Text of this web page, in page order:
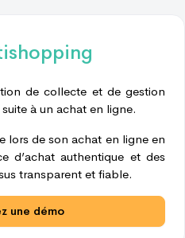
de collecte et de gestion
à un achat en ligne.
lors de son achat en ligne en
d’achat authentique et des
transparent et fiable.
une démo